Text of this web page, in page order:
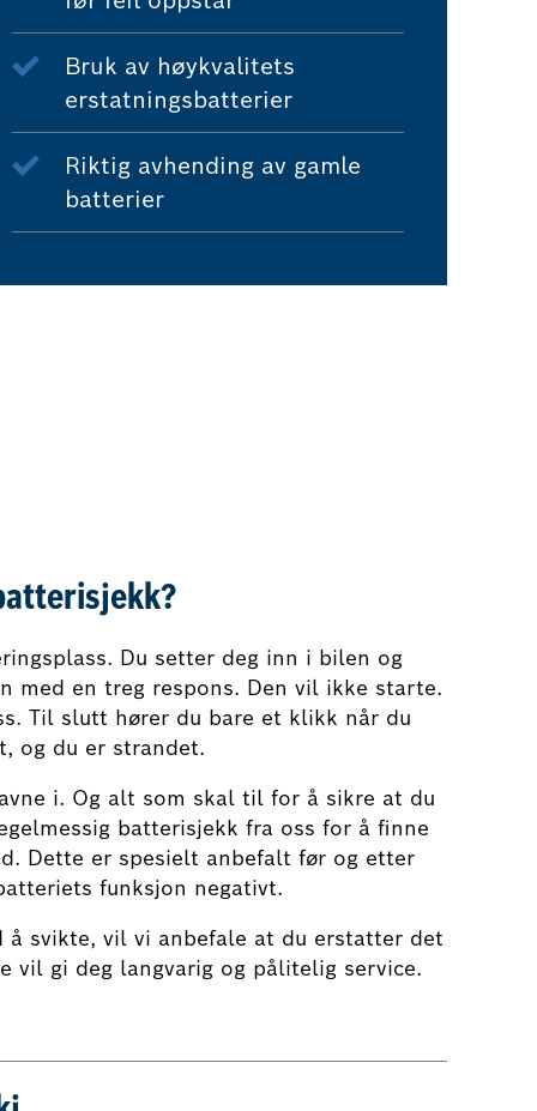
Bruk av høykvalitets
erstatningsbatterier
Riktig avhending av gamle
batterier
Du setter deg inn i bilen og
med en treg respons. Den vil ikke starte.
Til slutt hører du bare et klikk når du
og du er strandet.
i. Og alt som skal til for å sikre at du
batterisjekk fra oss for å finne
Dette er spesielt anbefalt før og etter
funksjon negativt.
svikte, vil vi anbefale at du erstatter det
vil gi deg langvarig og pålitelig service.